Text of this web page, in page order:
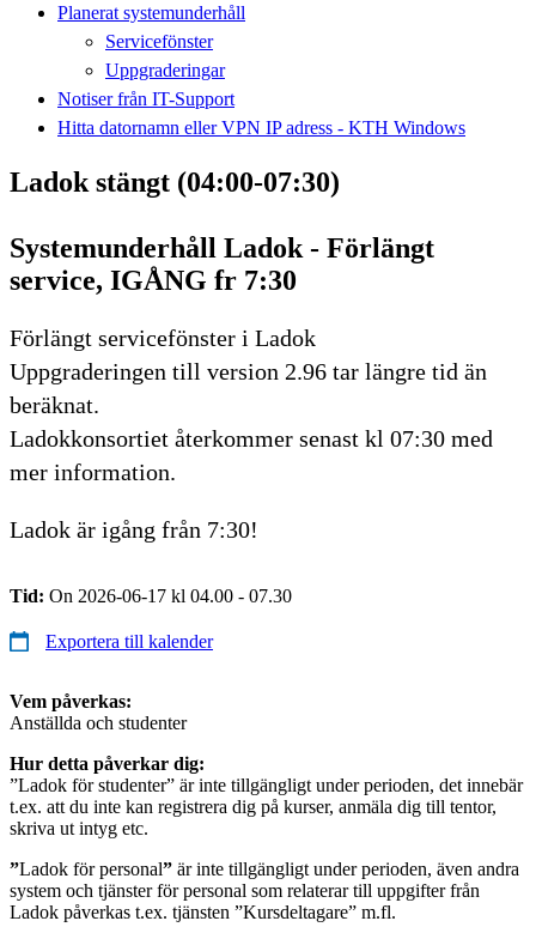
Planerat systemunderhåll
Servicefönster
Uppgraderingar
Notiser från IT-Support
Hitta datornamn eller VPN IP adress - KTH Windows
Ladok stängt (04:00-07:30)
Systemunderhåll Ladok - Förlängt
service, IGÅNG fr 7:30
Förlängt servicefönster i Ladok
Uppgraderingen till version 2.96 tar längre tid än
beräknat.
Ladokkonsortiet återkommer senast kl 07:30 med
mer information.
Ladok är igång från 7:30!
Tid: On 2026-06-17 kl 04.00 - 07.30
Exportera till kalender
Vem påverkas:
Anställda och studenter
Hur detta påverkar dig:
”Ladok för studenter” är inte tillgängligt under perioden, det innebär
t.ex. att du inte kan registrera dig på kurser, anmäla dig till tentor,
skriva ut intyg etc.
”Ladok för personal” är inte tillgängligt under perioden, även andra
system och tjänster för personal som relaterar till uppgifter från
Ladok påverkas t.ex. tjänsten ”Kursdeltagare” m.fl.